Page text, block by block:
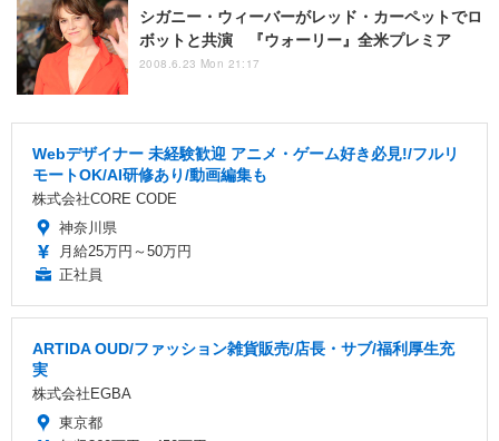
シガニー・ウィーバーがレッド・カーペットでロ
ボットと共演 『ウォーリー』全米プレミア
2008.6.23 Mon 21:17
Webデザイナー 未経験歓迎 アニメ・ゲーム好き必見!/フルリ
モートOK/AI研修あり/動画編集も
株式会社CORE CODE
神奈川県
月給25万円～50万円
正社員
ARTIDA OUD/ファッション雑貨販売/店長・サブ/福利厚生充
実
株式会社EGBA
東京都